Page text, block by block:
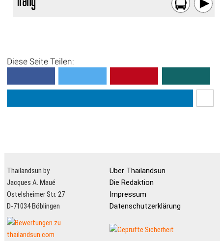
Diese Seite Teilen:
Thailandsun by
Jacques A. Maué
Ostelsheimer Str. 27
D-71034 Böblingen
Über Thailandsun
Die Redaktion
Impressum
Datenschutzerklärung